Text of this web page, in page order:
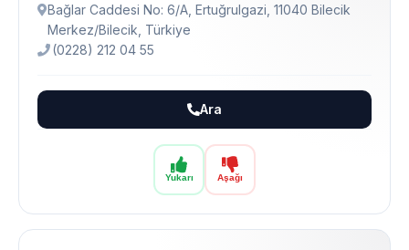
Yukarı Aşağı
Bağlar Caddesi No: 6/A, Ertuğrulgazi, 11040 Bilecik
Merkez/Bilecik, Türkiye
(0228) 212 04 55
Ara